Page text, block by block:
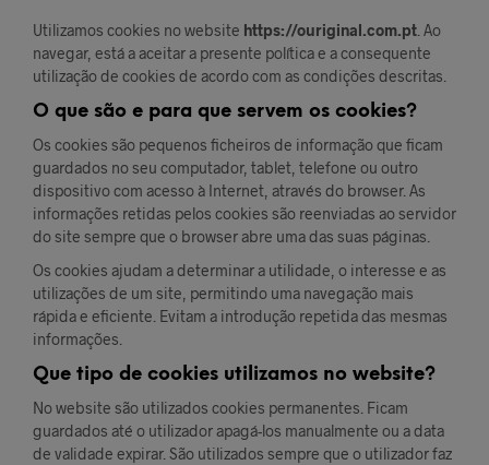
Utilizamos cookies no website https://ouriginal.com.pt . Ao
navegar, está a aceitar a presente política e a consequente
utilização de cookies de acordo com as condições descritas.
O que são e para que servem os cookies?
Os cookies são pequenos ficheiros de informação que ficam
guardados no seu computador, tablet, telefone ou outro
dispositivo com acesso à Internet, através do browser. As
informações retidas pelos cookies são reenviadas ao servidor
do site sempre que o browser abre uma das suas páginas.
Os cookies ajudam a determinar a utilidade, o interesse e as
utilizações de um site, permitindo uma navegação mais
rápida e eficiente. Evitam a introdução repetida das mesmas
informações.
Que tipo de cookies utilizamos no website?
No website são utilizados cookies permanentes. Ficam
guardados até o utilizador apagá-los manualmente ou a data
de validade expirar. São utilizados sempre que o utilizador faz